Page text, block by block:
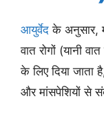
आयुर्वेदके अनुसार,
वात रोगों (यानी
के लिए दिया जाता
और मांसपेशियों से